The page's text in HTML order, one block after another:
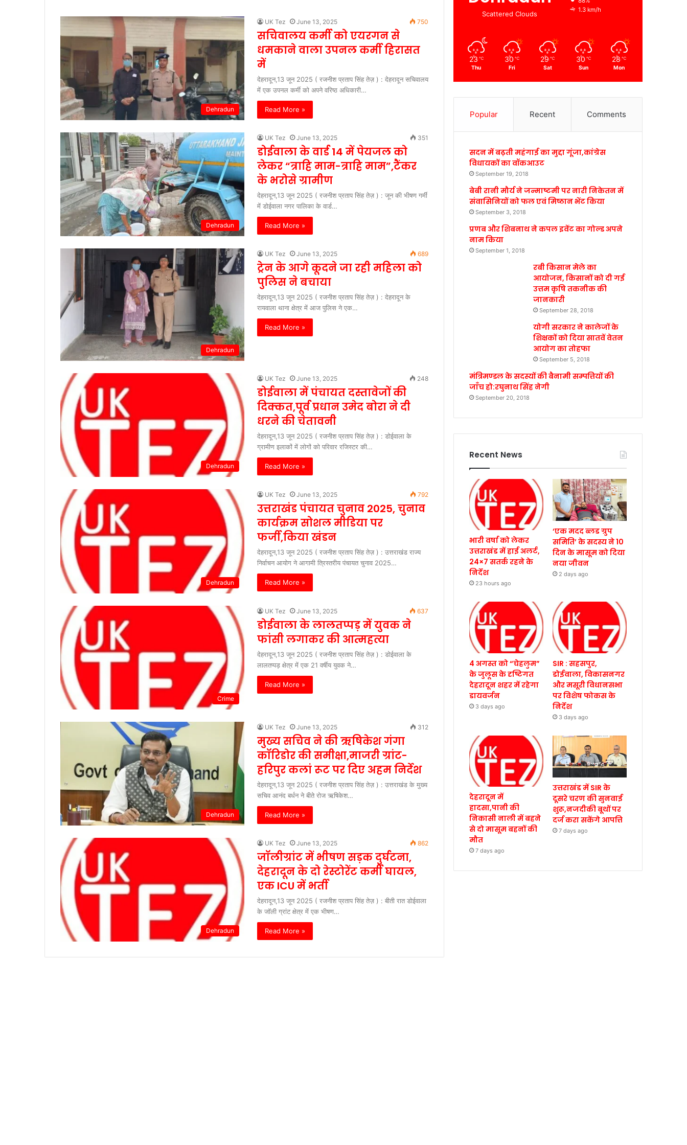
Dehradun
UK Tez June 13, 2025 750
सचिवालय कर्मी को एयरगन से
धमकाने वाला उपनल कर्मी हिरासत
में
देहरादून,13 जून 2025 ( रजनीश प्रताप सिंह तेज़ ) : देहरादून सचिवालय
में एक उपनल कर्मी को अपने वरिष्ठ अधिकारी…
Read More »
Dehradun
UK Tez June 13, 2025 351
डोईवाला के वार्ड 14 में पेयजल को
लेकर “त्राहि माम-त्राहि माम”,टैंकर
के भरोसे ग्रामीण
देहरादून,13 जून 2025 ( रजनीश प्रताप सिंह तेज़ ) : जून की भीषण गर्मी
में डोईवाला नगर पालिका के वार्ड…
Read More »
Dehradun
UK Tez June 13, 2025 689
ट्रेन के आगे कूदने जा रही महिला को
पुलिस ने बचाया
देहरादून,13 जून 2025 ( रजनीश प्रताप सिंह तेज़ ) : देहरादून के
रायवाला थाना क्षेत्र में आज पुलिस ने एक…
Read More »
Dehradun
UK Tez June 13, 2025 248
डोईवाला में पंचायत दस्तावेजों की
दिक्कत,पूर्व प्रधान उमेद बोरा ने दी
धरने की चेतावनी
देहरादून,13 जून 2025 ( रजनीश प्रताप सिंह तेज़ ) : डोईवाला के
ग्रामीण इलाकों में लोगों को परिवार रजिस्टर की…
Read More »
Dehradun
UK Tez June 13, 2025 792
उत्तराखंड पंचायत चुनाव 2025, चुनाव
कार्यक्रम सोशल मीडिया पर
फर्जी,किया खंडन
देहरादून,13 जून 2025 ( रजनीश प्रताप सिंह तेज़ ) : उत्तराखंड राज्य
निर्वाचन आयोग ने आगामी त्रिस्तरीय पंचायत चुनाव 2025…
Read More »
Crime
UK Tez June 13, 2025 637
डोईवाला के लालतप्पड़ में युवक ने
फांसी लगाकर की आत्महत्या
देहरादून,13 जून 2025 ( रजनीश प्रताप सिंह तेज़ ) : डोईवाला के
लालतप्पड़ क्षेत्र में एक 21 वर्षीय युवक ने…
Read More »
Dehradun
UK Tez June 13, 2025 312
मुख्य सचिव ने की ऋषिकेश गंगा
कॉरिडोर की समीक्षा,माजरी ग्रांट-
हरिपुर कलां रूट पर दिए अहम निर्देश
देहरादून,13 जून 2025 ( रजनीश प्रताप सिंह तेज़ ) : उत्तराखंड के मुख्य
सचिव आनंद बर्धन ने बीते रोज ऋषिकेश…
Read More »
Dehradun
UK Tez June 13, 2025 862
जॉलीग्रांट में भीषण सड़क दुर्घटना,
देहरादून के दो रेस्टोरेंट कर्मी घायल,
एक ICU में भर्ती
देहरादून,13 जून 2025 ( रजनीश प्रताप सिंह तेज़ ) : बीती रात डोईवाला
के जॉली ग्रांट क्षेत्र में एक भीषण…
Read More »
Scattered Clouds
1.3 km/h
23 ℃
Thu
30 ℃
Fri
29 ℃
Sat
30 ℃
Sun
28 ℃
Mon
Popular Recent Comments
सदन में बढ़ती महंगाई का मुद्दा गूंजा,कांग्रेस
विधायकों का वॉकआउट
September 19, 2018
बेबी रानी मौर्य ने जन्माष्टमी पर नारी निकेतन में
संवासिनियों को फल एवं मिष्ठान भेंट किया
September 3, 2018
प्रणब और शिबनाथ ने कपल इवेंट का गोल्ड अपने
नाम किया
September 1, 2018
रबी किसान मेले का
आयोजन, किसानों को दी गई
उत्तम कृषि तकनीक की
जानकारी
September 28, 2018
योगी सरकार ने कालेजों के
शिक्षकों को दिया सातवें वेतन
आयोग का तोहफा
September 5, 2018
मंत्रिमण्डल के सदस्यों की बैनामी सम्पत्तियों की
जाँच हो:रघुनाथ सिंह नेगी
September 20, 2018
Recent News
भारी वर्षा को लेकर
उत्तराखंड में हाई अलर्ट,
24×7 सतर्क रहने के
निर्देश
23 hours ago
‘एक मदद ब्लड ग्रुप
समिति’ के सदस्य ने 10
दिन के मासूम को दिया
नया जीवन
2 days ago
4 अगस्त को “चेहलुम”
के जुलूस के दृष्टिगत
देहरादून शहर में रहेगा
डायवर्जन
3 days ago
SIR : सहसपुर,
डोईवाला, विकासनगर
और मसूरी विधानसभा
पर विशेष फोकस के
निर्देश
3 days ago
देहरादून में
हादसा,पानी की
निकासी नाली में बहने
से दो मासूम बहनों की
मौत
7 days ago
उत्तराखंड में SIR के
दूसरे चरण की सुनवाई
शुरू,नजदीकी बूथों पर
दर्ज करा सकेंगे आपत्ति
7 days ago